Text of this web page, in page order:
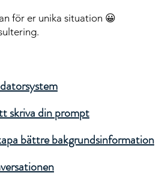
för er unika situation 😀
skriva din prompt
bättre bakgrundsinformation